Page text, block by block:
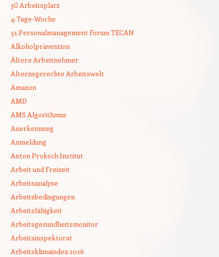
3G Arbeitsplatz
4-Tage-Woche
51.Personalmanagement Forum TECAN
Alkoholprävention
Ältere Arbeitnehmer
Alternsgerechte Arbeitswelt
Amazon
AMD
AMS Algorithmus
Anerkennung
Anmeldung
Anton Proksch Institut
Arbeit und Freizeit
Arbeitsanalyse
Arbeitsbedingungen
Arbeitsfähigkeit
Arbeitsgesundheitsmonitor
Arbeitsinspektorat
Arbeitsklimaindex 2016